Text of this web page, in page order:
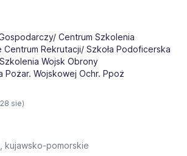
Centrum Szkolenia
Rekrutacji/ Szkoła Podoficerska
Wojsk Obrony
Pożar. Wojskowej Ochr. Ppoż
28 sie)
kujawsko-pomorskie